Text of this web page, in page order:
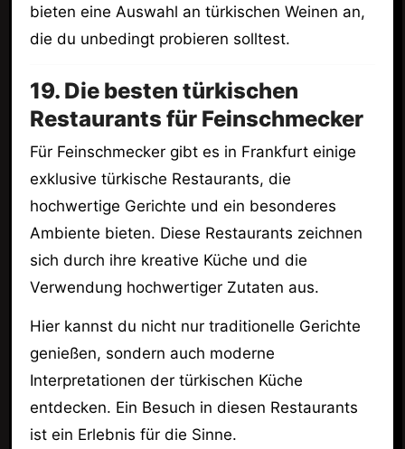
bieten eine Auswahl an türkischen Weinen an,
die du unbedingt probieren solltest.
19. Die besten türkischen
Restaurants für Feinschmecker
Für Feinschmecker gibt es in Frankfurt einige
exklusive türkische Restaurants, die
hochwertige Gerichte und ein besonderes
Ambiente bieten. Diese Restaurants zeichnen
sich durch ihre kreative Küche und die
Verwendung hochwertiger Zutaten aus.
Hier kannst du nicht nur traditionelle Gerichte
genießen, sondern auch moderne
Interpretationen der türkischen Küche
entdecken. Ein Besuch in diesen Restaurants
ist ein Erlebnis für die Sinne.